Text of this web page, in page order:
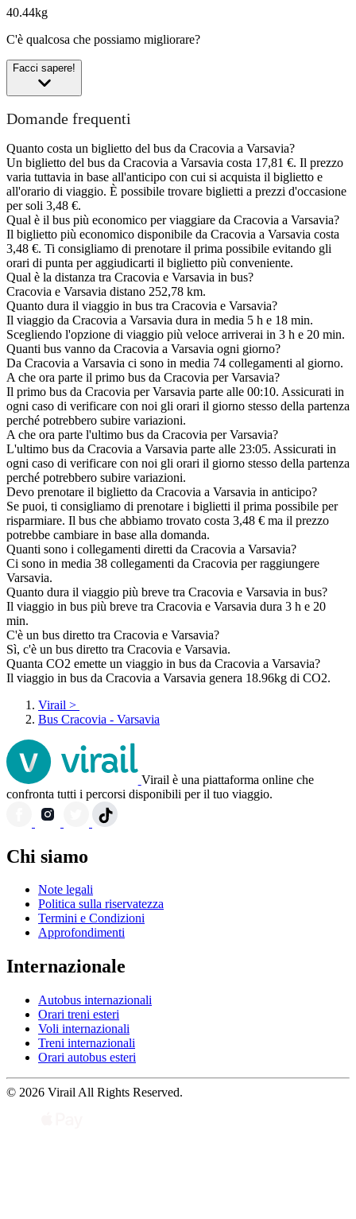
40.44kg
C'è qualcosa che possiamo migliorare?
Facci sapere!
Domande frequenti
Quanto costa un biglietto del bus da Cracovia a Varsavia?
Un biglietto del bus da Cracovia a Varsavia costa 17,81 €. Il prezzo
varia tuttavia in base all'anticipo con cui si acquista il biglietto e
all'orario di viaggio. È possibile trovare biglietti a prezzi d'occasione
per soli 3,48 €.
Qual è il bus più economico per viaggiare da Cracovia a Varsavia?
Il biglietto più economico disponibile da Cracovia a Varsavia costa
3,48 €. Ti consigliamo di prenotare il prima possibile evitando gli
orari di punta per aggiudicarti il biglietto più conveniente.
Qual è la distanza tra Cracovia e Varsavia in bus?
Cracovia e Varsavia distano 252,78 km.
Quanto dura il viaggio in bus tra Cracovia e Varsavia?
Il viaggio da Cracovia a Varsavia dura in media 5 h e 18 min.
Scegliendo l'opzione di viaggio più veloce arriverai in 3 h e 20 min.
Quanti bus vanno da Cracovia a Varsavia ogni giorno?
Da Cracovia a Varsavia ci sono in media 74 collegamenti al giorno.
A che ora parte il primo bus da Cracovia per Varsavia?
Il primo bus da Cracovia per Varsavia parte alle 00:10. Assicurati in
ogni caso di verificare con noi gli orari il giorno stesso della partenza
perché potrebbero subire variazioni.
A che ora parte l'ultimo bus da Cracovia per Varsavia?
L'ultimo bus da Cracovia a Varsavia parte alle 23:05. Assicurati in
ogni caso di verificare con noi gli orari il giorno stesso della partenza
perché potrebbero subire variazioni.
Devo prenotare il biglietto da Cracovia a Varsavia in anticipo?
Se puoi, ti consigliamo di prenotare i biglietti il prima possibile per
risparmiare. Il bus che abbiamo trovato costa 3,48 € ma il prezzo
potrebbe cambiare in base alla domanda.
Quanti sono i collegamenti diretti da Cracovia a Varsavia?
Ci sono in media 38 collegamenti da Cracovia per raggiungere
Varsavia.
Quanto dura il viaggio più breve tra Cracovia e Varsavia in bus?
Il viaggio in bus più breve tra Cracovia e Varsavia dura 3 h e 20
min.
C'è un bus diretto tra Cracovia e Varsavia?
Sì, c'è un bus diretto tra Cracovia e Varsavia.
Quanta CO2 emette un viaggio in bus da Cracovia a Varsavia?
Il viaggio in bus da Cracovia a Varsavia genera 18.96kg di CO2.
Virail >
Bus Cracovia - Varsavia
Virail è una piattaforma online che
confronta tutti i percorsi disponibili per il tuo viaggio.
Chi siamo
Note legali
Politica sulla riservatezza
Termini e Condizioni
Approfondimenti
Internazionale
Autobus internazionali
Orari treni esteri
Voli internazionali
Treni internazionali
Orari autobus esteri
© 2026 Virail All Rights Reserved.